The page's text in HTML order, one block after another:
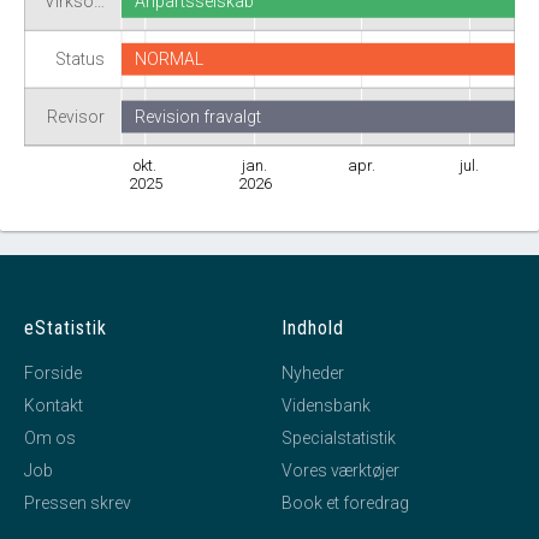
Status
Revisor
okt.
2025
jan.
2026
apr. jul.
NORMAL
Revision fravalgt
eStatistik
Forside
Kontakt
Om os
Job
Pressen skrev
Indhold
Nyheder
Vidensbank
Specialstatistik
Vores værktøjer
Book et foredrag